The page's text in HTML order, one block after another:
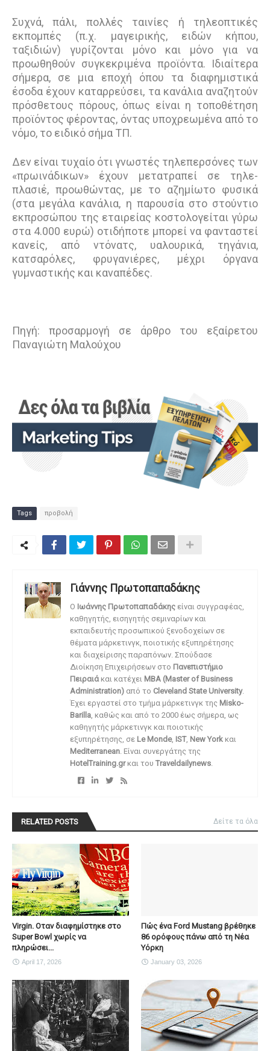
Συχνά, πάλι, πολλές ταινίες ή τηλεοπτικές
εκπομπές (π.χ. μαγειρικής, ειδών κήπου,
ταξιδιών) γυρίζονται μόνο και μόνο για να
προωθηθούν συγκεκριμένα προϊόντα. Ιδιαίτερα
σήμερα, σε μια εποχή όπου τα διαφημιστικά
έσοδα έχουν καταρρεύσει, τα κανάλια αναζητούν
πρόσθετους πόρους, όπως είναι η τοποθέτηση
προϊόντος φέροντας, όντας υποχρεωμένα από το
νόμο, το ειδικό σήμα ΤΠ.
Δεν είναι τυχαίο ότι γνωστές τηλεπερσόνες των
«πρωινάδικων» έχουν μετατραπεί σε τηλε-
πλασιέ, προωθώντας, με το αζημίωτο φυσικά
(στα μεγάλα κανάλια, η παρουσία στο στούντιο
εκπροσώπου της εταιρείας κοστολογείται γύρω
στα 4.000 ευρώ) οτιδήποτε μπορεί να φανταστεί
κανείς, από ντόνατς, υαλουρικά, τηγάνια,
κατσαρόλες, φρυγανιέρες, μέχρι όργανα
γυμναστικής και καναπέδες.
Πηγή: προσαρμογή σε άρθρο του εξαίρετου
Παναγιώτη Μαλούχου
Tags προβολή
Γιάννης Πρωτοπαπαδάκης
O Ιωάννης Πρωτοπαπαδάκης είναι συγγραφέας,
καθηγητής, εισηγητής σεμιναρίων και
εκπαιδευτής προσωπικού ξενοδοχείων σε
θέματα μάρκετινγκ, ποιοτικής εξυπηρέτησης
και διαχείρισης παραπόνων. Σπούδασε
Διοίκηση Επιχειρήσεων στο Πανεπιστήμιο
Πειραιάκαι κατέχει MBA (Master of Business
Administration) από το Cleveland State University.
Έχει εργαστεί στο τμήμα μάρκετινγκ της Misko-
Barilla, καθώς και από το 2000 έως σήμερα, ως
καθηγητής μάρκετινγκ και ποιοτικής
εξυπηρέτησης, σε Le Monde, IST, New York και
Mediterranean. Είναι συνεργάτης της
HotelTraining.grκαι του Traveldailynews.
RELATED POSTS Δείτε τα όλα
Virgin. Οταν διαφημίστηκε στο
Super Bowl χωρίς να
πληρώσει...
April 17, 2026
Πώς ένα Ford Mustang βρέθηκε
86 ορόφους πάνω από τη Νέα
Υόρκη
January 03, 2026